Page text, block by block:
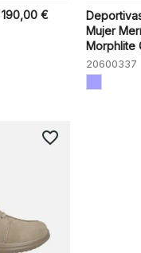
190,00 €
Mujer
Morphlite
20600337
favorite_border